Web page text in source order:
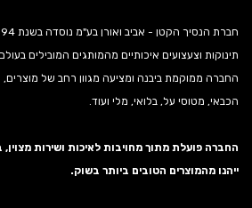
תינוקות וצעצועים איכותיים מהמותגים המובילים
החברה ממוקמת ביבנה ומציעה מגוון רחב של מוצרים,
הכבאי, מטוסי על, בלואי, מלי ועוד.
החברה פועלת מתוך מחויבות לאיכות ושירות
ייהנו מהמוצרים הטובים ביותר בשוק.